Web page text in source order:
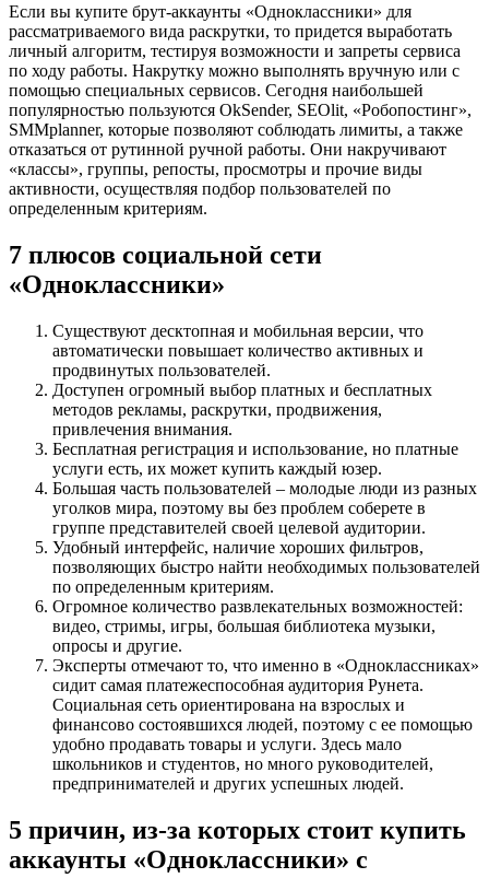
Если вы купите брут-аккаунты «Одноклассники» для
рассматриваемого вида раскрутки, то придется выработать
личный алгоритм, тестируя возможности и запреты сервиса
по ходу работы. Накрутку можно выполнять вручную или с
помощью специальных сервисов. Сегодня наибольшей
популярностью пользуются OkSender, SEOlit, «Робопостинг»,
SMMplanner, которые позволяют соблюдать лимиты, а также
отказаться от рутинной ручной работы. Они накручивают
«классы», группы, репосты, просмотры и прочие виды
активности, осуществляя подбор пользователей по
определенным критериям.
7 плюсов социальной сети
«Одноклассники»
Существуют десктопная и мобильная версии, что
автоматически повышает количество активных и
продвинутых пользователей.
Доступен огромный выбор платных и бесплатных
методов рекламы, раскрутки, продвижения,
привлечения внимания.
Бесплатная регистрация и использование, но платные
услуги есть, их может купить каждый юзер.
Большая часть пользователей – молодые люди из разных
уголков мира, поэтому вы без проблем соберете в
группе представителей своей целевой аудитории.
Удобный интерфейс, наличие хороших фильтров,
позволяющих быстро найти необходимых пользователей
по определенным критериям.
Огромное количество развлекательных возможностей:
видео, стримы, игры, большая библиотека музыки,
опросы и другие.
Эксперты отмечают то, что именно в «Одноклассниках»
сидит самая платежеспособная аудитория Рунета.
Социальная сеть ориентирована на взрослых и
финансово состоявшихся людей, поэтому с ее помощью
удобно продавать товары и услуги. Здесь мало
школьников и студентов, но много руководителей,
предпринимателей и других успешных людей.
5 причин, из-за которых стоит купить
аккаунты «Одноклассники» с